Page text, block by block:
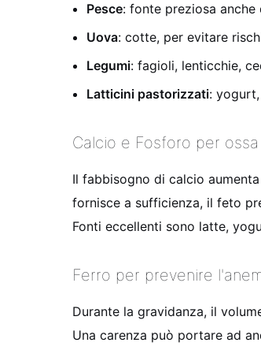
Pesce: fonte preziosa anche
Uova: cotte, per evitare
Legumi: fagioli, lenticchie,
Latticini pastorizzati:
Calcio e Fosforo per
Il fabbisogno di calcio
fornisce a sufficienza, il feto
Fonti eccellenti sono latte,
Ferro per prevenire
Durante la gravidanza, il
Una carenza può portare ad